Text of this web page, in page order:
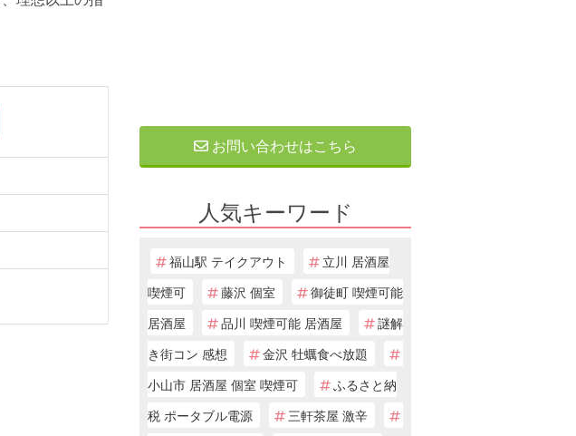
お問い合わせはこちら
人気キーワード
福山駅 テイクアウト
立川 居酒屋
喫煙可
藤沢 個室
御徒町 喫煙可能
居酒屋
品川 喫煙可能 居酒屋
謎解
き街コン 感想
金沢 牡蠣食べ放題
小山市 居酒屋 個室 喫煙可
ふるさと納
税 ポータブル電源
三軒茶屋 激辛